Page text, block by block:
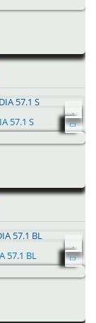
57.1 S
57.1 BL